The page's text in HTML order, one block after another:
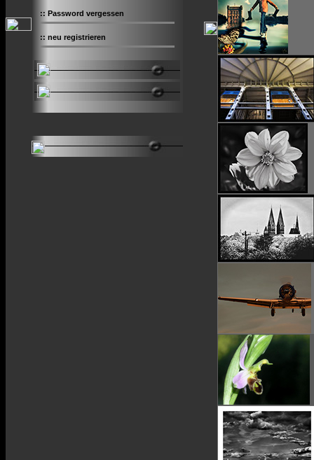
:: Password vergessen
:: neu registrieren